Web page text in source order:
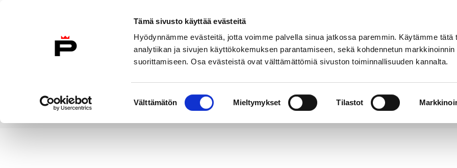
Tämä sivusto käyttää evästeitä
Hyödynnämme evästeitä, jotta voimme palvella sinua jatkossa paremmin. Käytämme tätä
analytiikan ja sivujen käyttökokemuksen parantamiseen, sekä kohdennetun markkinoinnin
suorittamiseen. Osa evästeistä ovat välttämättömiä sivuston toiminnallisuuden kannalta.
valinta
Välttämätön Mieltymykset Tilastot
Etusivulle
Etusivu